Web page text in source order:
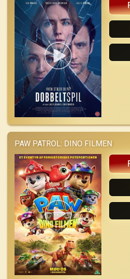
PAW PATROL: DINO FILMEN